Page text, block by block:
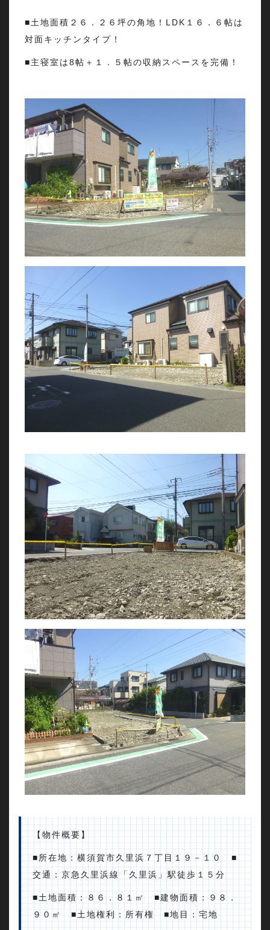
■土地面積２６．２６坪の角地！LDK１６．６帖は
対面キッチンタイプ！
■主寝室は8帖＋１．５帖の収納スペースを完備！
【物件概要】
■所在地：横須賀市久里浜７丁目１９－１０ ■
交通：京急久里浜線「久里浜」駅徒歩１５分
■土地面積：８６．８１㎡ ■建物面積：９８．
９０㎡ ■土地権利：所有権 ■地目：宅地